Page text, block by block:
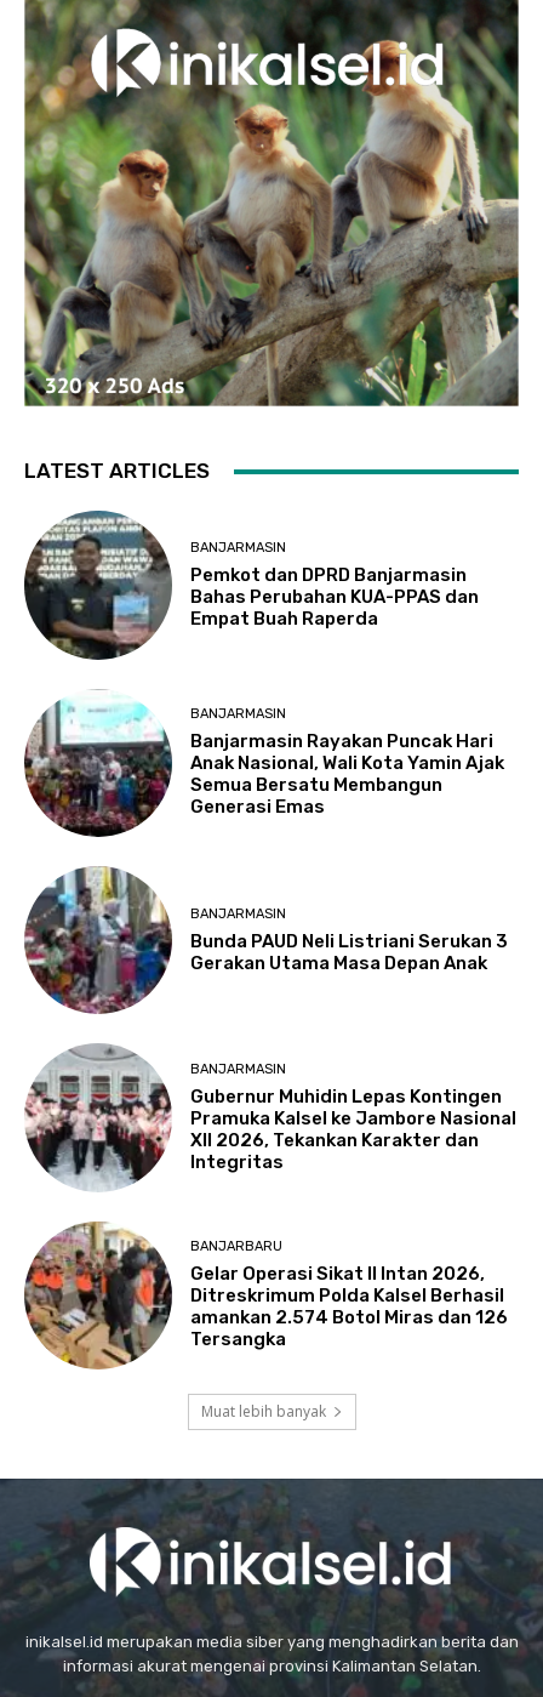
LATEST ARTICLES
BANJARMASIN
Pemkot dan DPRD Banjarmasin
Bahas Perubahan KUA-PPAS dan
Empat Buah Raperda
BANJARMASIN
Banjarmasin Rayakan Puncak Hari
Anak Nasional, Wali Kota Yamin Ajak
Semua Bersatu Membangun
Generasi Emas
BANJARMASIN
Bunda PAUD Neli Listriani Serukan 3
Gerakan Utama Masa Depan Anak
BANJARMASIN
Gubernur Muhidin Lepas Kontingen
Pramuka Kalsel ke Jambore Nasional
XII 2026, Tekankan Karakter dan
Integritas
BANJARBARU
Gelar Operasi Sikat II Intan 2026,
Ditreskrimum Polda Kalsel Berhasil
amankan 2.574 Botol Miras dan 126
Tersangka
Muat lebih banyak
inikalsel.id merupakan media siber yang menghadirkan berita dan
informasi akurat mengenai provinsi Kalimantan Selatan.